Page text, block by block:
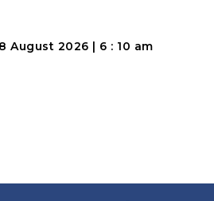
August 2026 | 6 : 10 am